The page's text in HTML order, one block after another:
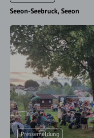
Seeon-Seebruck Seeon
Pressemeldung